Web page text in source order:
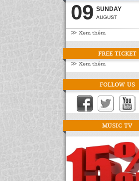
09 SUNDAY
AUGUST
≫ Xem thêm
FREE TICKET
≫ Xem thêm
FOLLOW US
MUSIC TV